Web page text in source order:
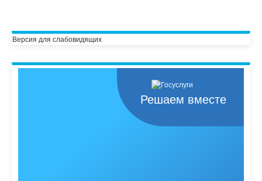
Версия для слабовидящих
Решаем вместе